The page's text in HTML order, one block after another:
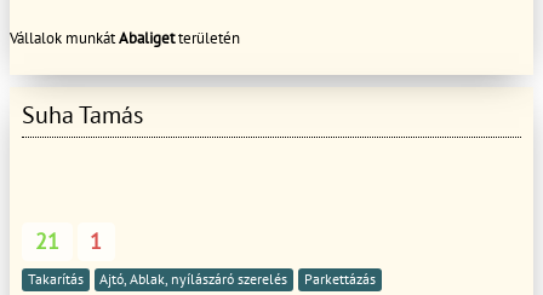
Vállalok munkátAbaligetterületén
Suha Tamás
21 1
Takarítás Ajtó, Ablak, nyílászáró szerelés Parkettázás